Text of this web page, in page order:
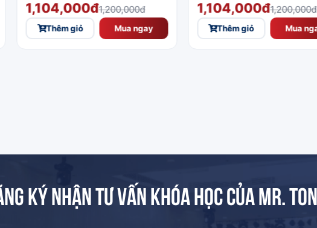
HÀNG VẬN HÀNH HIỆU QUẢ
NHỜ DỮ LIỆU VÀ AI
1,104,000đ1,200,000đ
Thêm giỏ Mua ngay
THỐNG MARKETING HIỆN
ĐẠI
1,104,000đ1,200,000đ
Thêm giỏ Mua
KÝ NHẬN TƯ VẤN KHÓA HỌC CỦA MR.